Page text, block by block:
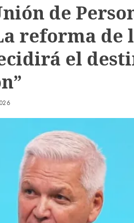
de
reforma de
el